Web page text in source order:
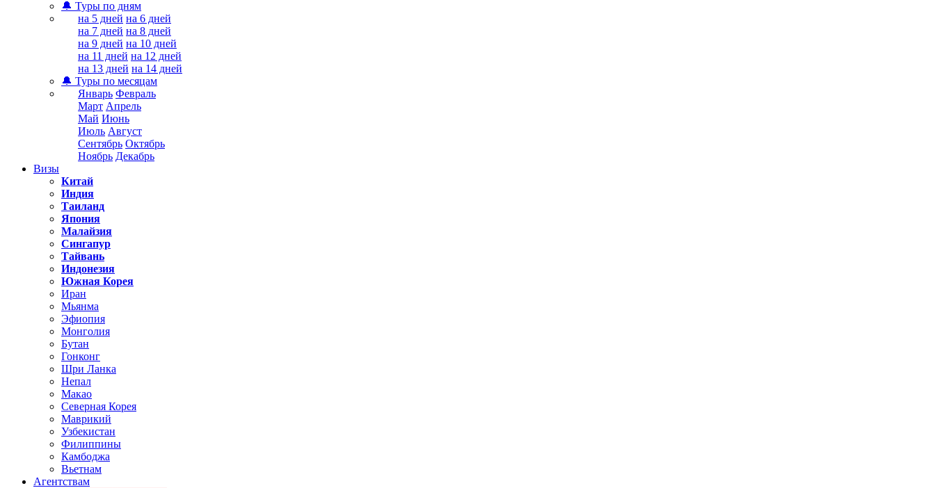
🔔 Туры по дням
на 5 дней на 6 дней
на 7 дней на 8 дней
на 9 дней на 10 дней
на 11 дней на 12 дней
на 13 дней на 14 дней
🔔 Туры по месяцам
Январь Февраль
Март Апрель
Май Июнь
Июль Август
Сентябрь Октябрь
Ноябрь Декабрь
Визы
Китай
Индия
Таиланд
Япония
Малайзия
Сингапур
Тайвань
Индонезия
Южная Корея
Иран
Мьянма
Эфиопия
Монголия
Бутан
Гонконг
Шри Ланка
Непал
Макао
Северная Корея
Маврикий
Узбекистан
Филиппины
Камбоджа
Вьетнам
Агентствам